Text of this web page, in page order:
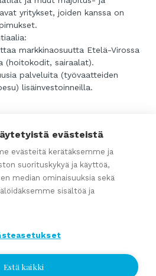
Varsinaista kokemusta alalta ei
riittävän siirtymäajan ja suosittu
hoituu tarvittaessa
lisää tästä harvinaisesta
yritykset, joiden kanssa on
markkinaosuutta Etelä-Virossa
(hoitokodit, sairaalat).
palveluita (työvaatteiden
lisäinvestoinneilla.
ei ole ulkopuolisia lainoja
jossa se toimii.
(työvoima, aurinkopuisto).
myynnissä.
on johtanut yritystä operatiivisella
kehittämistä, ei ole
erikoistunut
-kenkiä sekä suojaimia ja muita
osuus kasvava. Asiakkaita useilta
evästeistä
evästeitä kerätäksemme ja
suorituskykyä ja käyttöä,
median ominaisuuksia sekä
sisältöä ja
Estä kaikki